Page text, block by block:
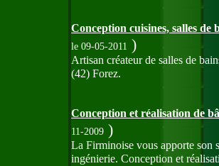
Conception cuisines, salles de
le 09-05-2011 )
Artisan créateur de salles de
(42) Forez.
Conception et réalisation de
11-2009 )
La Firminoise vous apporte son
ingénierie. Conception et